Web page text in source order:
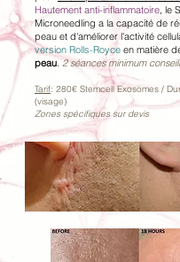
Hautement anti-inflammatoire, le
Microneedling a la capacité de
peau et d'améliorer l'activité
version Rolls-Royce en matière
peau.2 séances minimum
Tarif: 280€ Stemcell Exosomes /
(visage)
Zones spécifiques sur devis